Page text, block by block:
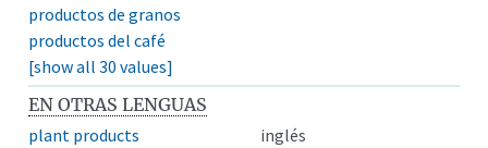
productos de granos
productos del café
[show all 30 values]
EN OTRAS LENGUAS
plant products
inglés